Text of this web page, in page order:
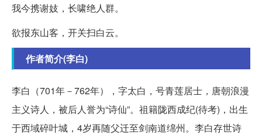
我今携谢妓，长啸绝人群。
欲报东山客，开关扫白云。
作者简介(李白)
李白（701年－762年），字太白，号青莲居士，唐朝浪漫
主义诗人，被后人誉为“诗仙”。祖籍陇西成纪(待考)，出生
于西域碎叶城，4岁再随父迁至剑南道绵州。李白存世诗